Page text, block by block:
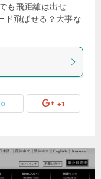
も飛距離は出せ
ド飛ばせる？大事な
0 +1